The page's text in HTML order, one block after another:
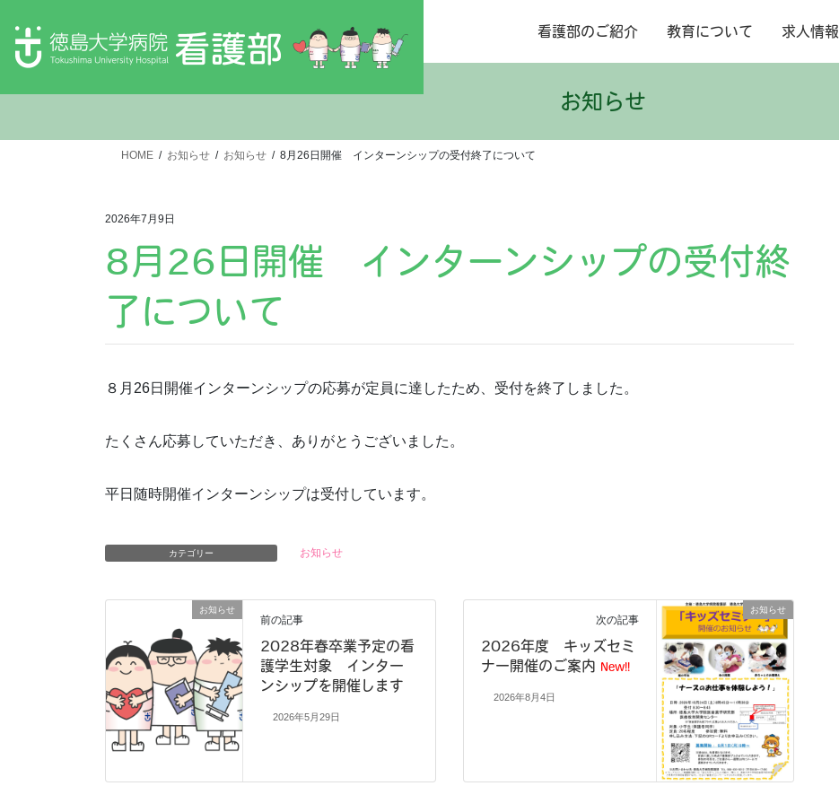
看護部のご紹介 教育について 求人情報
お知らせ
HOME お知らせ お知らせ 8月26日開催 インターンシップの受付終了について
2026年7月9日
8月26日開催 インターンシップの受付終
了について
８月26日開催インターンシップの応募が定員に達したため、受付を終了しました。
たくさん応募していただき、ありがとうございました。
平日随時開催インターンシップは受付しています。
カテゴリー お知らせ
お知らせ
前の記事
2028年春卒業予定の看
護学生対象 インター
ンシップを開催します
2026年5月29日
お知らせ
次の記事
2026年度 キッズセミ
ナー開催のご案内 New!!
2026年8月4日